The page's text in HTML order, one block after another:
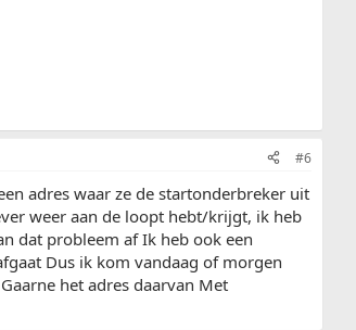
#6
adres waar ze de startonderbreker uit
weer aan de loopt hebt/krijgt, ik heb
dat probleem af Ik heb ook een
Dus ik kom vandaag of morgen
het adres daarvan Met